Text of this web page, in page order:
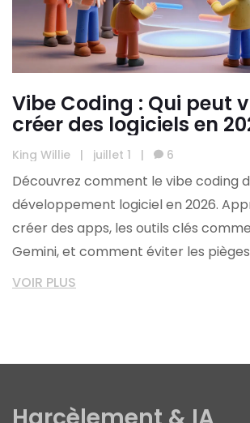
Vibe Coding : Qui peut
créer des logiciels en
King Willie | juillet 1 | 6
Découvrez comment le vibe coding
développement logiciel en 2026.
créer des apps, les outils clés
Gemini, et comment éviter les
VOIR PLUS